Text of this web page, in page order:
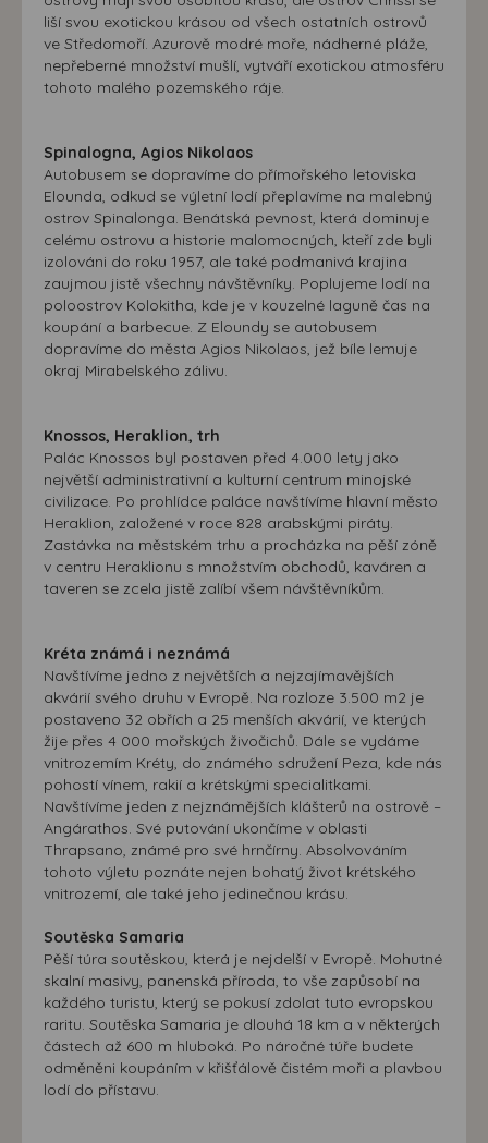
liší svou exotickou krásou od všech ostatních ostrovů
ve Středomoří. Azurově modré moře, nádherné pláže,
nepřeberné množství mušlí, vytváří exotickou atmosféru
tohoto malého pozemského ráje.
Spinalogna, Agios Nikolaos
Autobusem se dopravíme do přímořského letoviska
Elounda, odkud se výletní lodí přeplavíme na malebný
ostrov Spinalonga. Benátská pevnost, která dominuje
celému ostrovu a historie malomocných, kteří zde byli
izolováni do roku 1957, ale také podmanivá krajina
zaujmou jistě všechny návštěvníky. Poplujeme lodí na
poloostrov Kolokitha, kde je v kouzelné laguně čas na
koupání a barbecue. Z Eloundy se autobusem
dopravíme do města Agios Nikolaos, jež bíle lemuje
okraj Mirabelského zálivu.
Knossos, Heraklion, trh
Palác Knossos byl postaven před 4.000 lety jako
největší administrativní a kulturní centrum minojské
civilizace. Po prohlídce paláce navštívíme hlavní město
Heraklion, založené v roce 828 arabskými piráty.
Zastávka na městském trhu a procházka na pěší zóně
v centru Heraklionu s množstvím obchodů, kaváren a
taveren se zcela jistě zalíbí všem návštěvníkům.
Kréta známá i neznámá
Navštívíme jedno z největších a nejzajímavějších
akvárií svého druhu v Evropě. Na rozloze 3.500 m2 je
postaveno 32 obřích a 25 menších akvárií, ve kterých
žije přes 4 000 mořských živočichů. Dále se vydáme
vnitrozemím Kréty, do známého sdružení Peza, kde nás
pohostí vínem, rakií a krétskými specialitkami.
Navštívíme jeden z nejznámějších klášterů na ostrově –
Angárathos. Své putování ukončíme v oblasti
Thrapsano, známé pro své hrnčírny. Absolvováním
tohoto výletu poznáte nejen bohatý život krétského
vnitrozemí, ale také jeho jedinečnou krásu.
Soutěska Samaria
Pěší túra soutěskou, která je nejdelší v Evropě. Mohutné
skalní masivy, panenská příroda, to vše zapůsobí na
každého turistu, který se pokusí zdolat tuto evropskou
raritu. Soutěska Samaria je dlouhá 18 km a v některých
částech až 600 m hluboká. Po náročné túře budete
odměněni koupáním v křišťálově čistém moři a plavbou
lodí do přístavu.